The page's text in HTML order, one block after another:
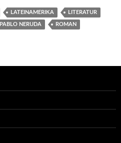
LATEINAMERIKA LITERATUR
PABLO NERUDA ROMAN